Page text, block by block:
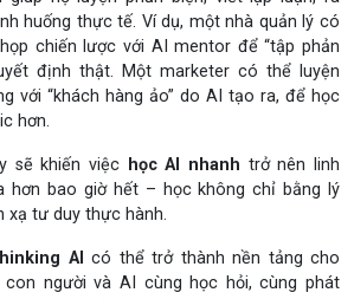
huống thực tế. Ví dụ, một nhà quản lý có
chiến lược với AI mentor để “tập phản
định thật. Một marketer có thể luyện
với “khách hàng ảo” do AI tạo ra, để học
hơn.
sẽ khiến việc học AI nhanh trở nên linh
hơn bao giờ hết – học không chỉ bằng lý
xạ tư duy thực hành.
AI có thể trở thành nền tảng cho
con người và AI cùng học hỏi, cùng phát